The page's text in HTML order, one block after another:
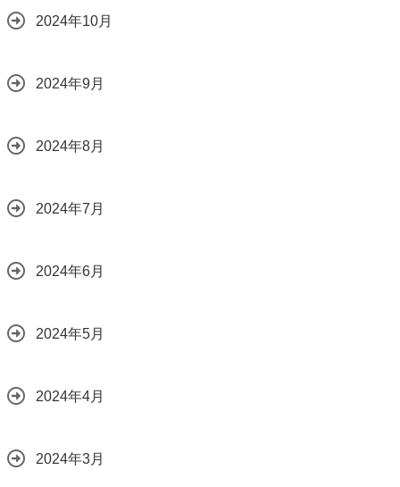
2024年10月
2024年9月
2024年8月
2024年7月
2024年6月
2024年5月
2024年4月
2024年3月